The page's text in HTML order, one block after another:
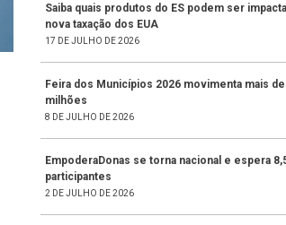
Saiba quais produtos do ES podem ser
nova taxação dos EUA
17 DE JULHO DE 2026
Feira dos Municípios 2026 movimenta mais de
milhões
8 DE JULHO DE 2026
EmpoderaDonas se torna nacional e espera
participantes
2 DE JULHO DE 2026